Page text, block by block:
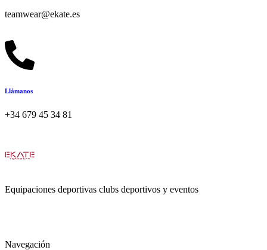
teamwear@ekate.es
Llámanos
+34 679 45 34 81
Equipaciones deportivas clubs deportivos y eventos
Navegación